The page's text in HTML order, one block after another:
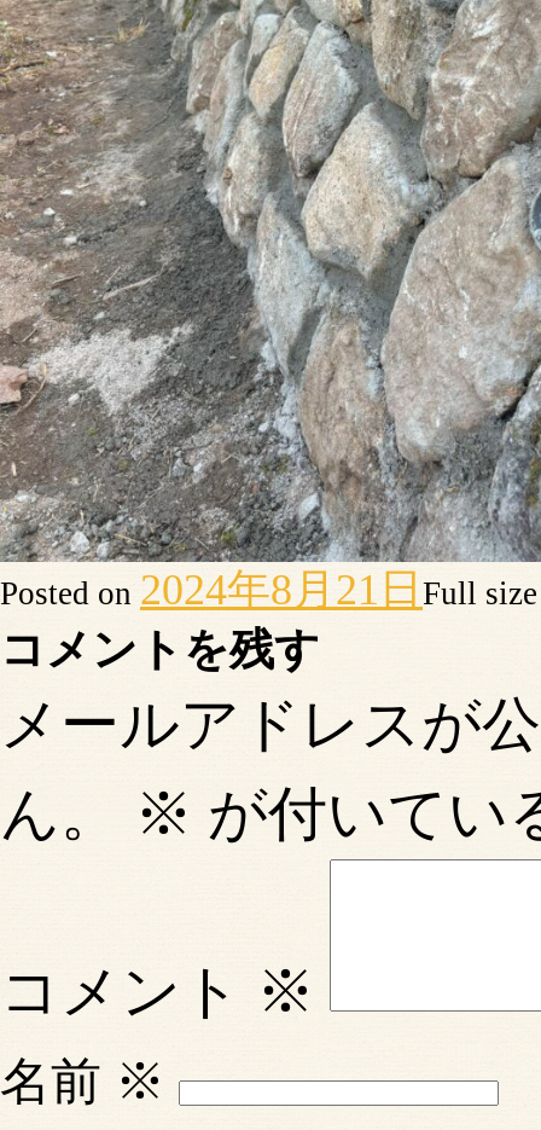
Posted on 2024年8月21日 Full
コメントを残す
メールアドレスが
ん。
※ が付いてい
コメント ※
名前 ※